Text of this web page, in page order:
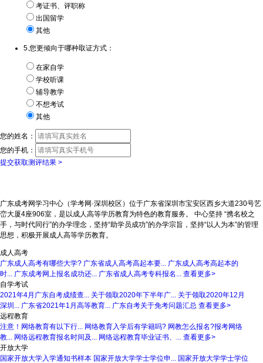
考证书、评职称
出国留学
其他
5.您更倾向于哪种取证方式：
在家自学
学校听课
辅导教学
不想考试
其他
您的姓名：
您的手机：
提交获取测评结果 >
广东成考网学习中心（学考网·深圳校区）位于广东省深圳市宝安区西乡大道230号艺
峦大厦4座906室，是以成人高等学历教育为特色的教育服务。 中心坚持 “携名校之
手，与时代同行”的办学理念，坚持“助学员成功”的办学宗旨，坚持“以人为本”的管理
思想，积极开展成人高等学历教育。
成人高考
广东成人高考有哪些大学? 广东省成人高考高起本要... 广东成人高考高起本的
时... 广东成考网上报名成功还... 广东省成人高考专科报名... 查看更多>
自学考试
2021年4月广东自考成绩查... 关于领取2020年下半年广... 关于领取2020年12月
深圳... 广东省2021年1月高等教育... 广东自考关于免考问题汇总 查看更多>
远程教育
注意！网络教育有以下行... 网络教育入学后有学籍吗? 网教怎么报名?报考网络
教... 网络远程教育报名时间及... 网络远程教育毕业证书、... 查看更多>
开放大学
国家开放大学入学通知书样本 国家开放大学学士学位申... 国家开放大学学士学位